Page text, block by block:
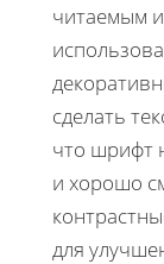
читаемым
сделать
что шрифт
и хорошо
для